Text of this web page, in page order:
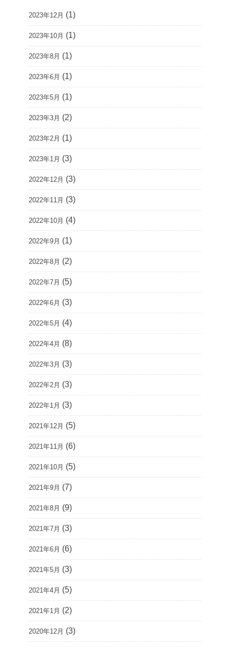
2023年12月 (1)
2023年10月 (1)
2023年8月 (1)
2023年6月 (1)
2023年5月 (1)
2023年3月 (2)
2023年2月 (1)
2023年1月 (3)
2022年12月 (3)
2022年11月 (3)
2022年10月 (4)
2022年9月 (1)
2022年8月 (2)
2022年7月 (5)
2022年6月 (3)
2022年5月 (4)
2022年4月 (8)
2022年3月 (3)
2022年2月 (3)
2022年1月 (3)
2021年12月 (5)
2021年11月 (6)
2021年10月 (5)
2021年9月 (7)
2021年8月 (9)
2021年7月 (3)
2021年6月 (6)
2021年5月 (3)
2021年4月 (5)
2021年1月 (2)
2020年12月 (3)